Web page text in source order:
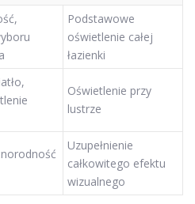
Podstawowe
oświetlenie całej
łazienki
Oświetlenie przy
lustrze
Uzupełnienie
całkowitego efektu
wizualnego